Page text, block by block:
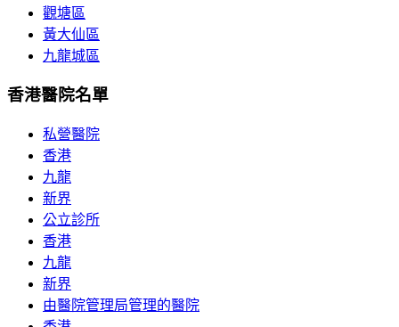
觀塘區
黃大仙區
九龍城區
香港醫院名單
私營醫院
香港
九龍
新界
公立診所
香港
九龍
新界
由醫院管理局管理的醫院